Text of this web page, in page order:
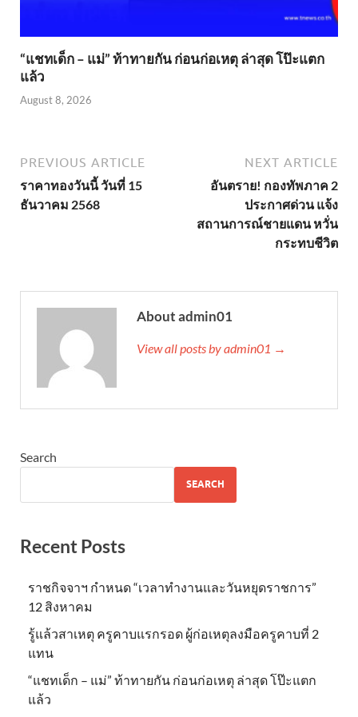
“แชทเด็ก – แม่” ท้าทายกัน ก่อนก่อเหตุ ล่าสุด โป๊ะแตก
แล้ว
August 8, 2026
PREVIOUS ARTICLE
ราคาทองวันนี้ วันที่ 15
ธันวาคม 2568
NEXT ARTICLE
อันตราย! กองทัพภาค 2
ประกาศด่วน แจ้ง
สถานการณ์ชายแดน หวั่น
กระทบชีวิต
About admin01
View all posts by admin01 →
Search
SEARCH
Recent Posts
ราชกิจจาฯ กำหนด “เวลาทำงานและวันหยุดราชการ”
12 สิงหาคม
รู้แล้วสาเหตุ ครูคาบแรกรอด ผู้ก่อเหตุลงมือครูคาบที่ 2
แทน
“แชทเด็ก – แม่” ท้าทายกัน ก่อนก่อเหตุ ล่าสุด โป๊ะแตก
แล้ว